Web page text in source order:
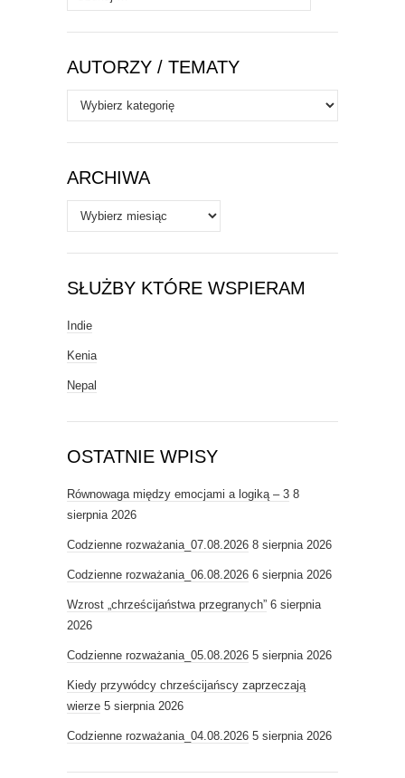
AUTORZY / TEMATY
Autorzy
/
Tematy
ARCHIWA
Archiwa
SŁUŻBY KTÓRE WSPIERAM
Indie
Kenia
Nepal
OSTATNIE WPISY
Równowaga między emocjami a logiką – 3 8
sierpnia 2026
Codzienne rozważania_07.08.2026 8 sierpnia 2026
Codzienne rozważania_06.08.2026 6 sierpnia 2026
Wzrost „chrześcijaństwa przegranych” 6 sierpnia
2026
Codzienne rozważania_05.08.2026 5 sierpnia 2026
Kiedy przywódcy chrześcijańscy zaprzeczają
wierze 5 sierpnia 2026
Codzienne rozważania_04.08.2026 5 sierpnia 2026